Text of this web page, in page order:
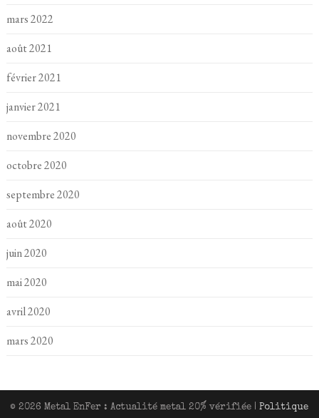
mars 2022
août 2021
février 2021
janvier 2021
novembre 2020
octobre 2020
septembre 2020
août 2020
juin 2020
mai 2020
avril 2020
mars 2020
© 2026 Metal EnFer : Actualité metal 20% vérifiée |Politique